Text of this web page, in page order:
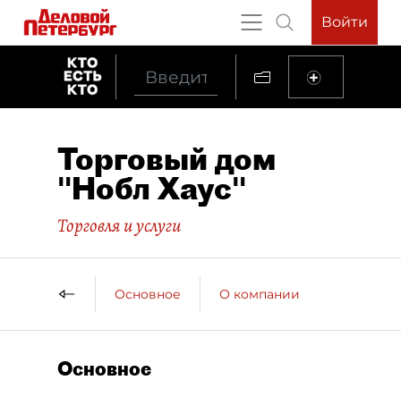
Войти
Торговый дом
"Нобл Хаус"
Торговля и услуги
Основное О компании
Основное